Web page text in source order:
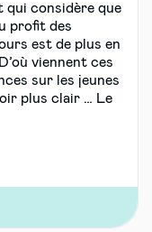
qui considère que
profit des
est de plus en
viennent ces
sur les jeunes
plus clair … Le